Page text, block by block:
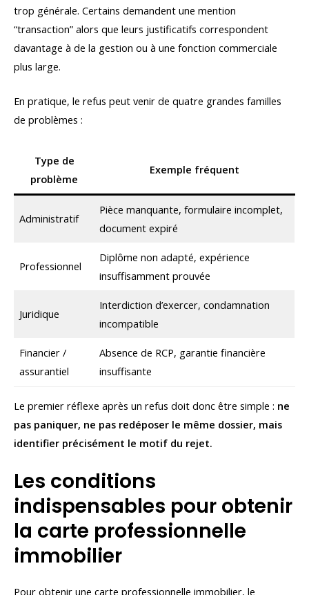
trop générale. Certains demandent une mention
“transaction” alors que leurs justificatifs correspondent
davantage à de la gestion ou à une fonction commerciale
plus large.
En pratique, le refus peut venir de quatre grandes familles
de problèmes :
Type de
problème
Exemple fréquent
Administratif
Pièce manquante, formulaire incomplet,
document expiré
Professionnel
Diplôme non adapté, expérience
insuffisamment prouvée
Juridique
Interdiction d’exercer, condamnation
incompatible
Financier /
assurantiel
Absence de RCP, garantie financière
insuffisante
Le premier réflexe après un refus doit donc être simple : ne
pas paniquer, ne pas redéposer le même dossier, mais
identifier précisément le motif du rejet.
Les conditions
indispensables pour obtenir
la carte professionnelle
immobilier
Pour obtenir une carte professionnelle immobilier, le